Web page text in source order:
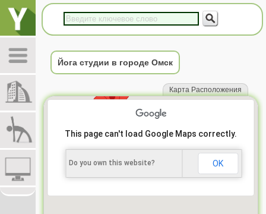
Йога студии в городе Омск
Карта Расположения
This page can't load Google Maps correctly.
Do you own this website? OK